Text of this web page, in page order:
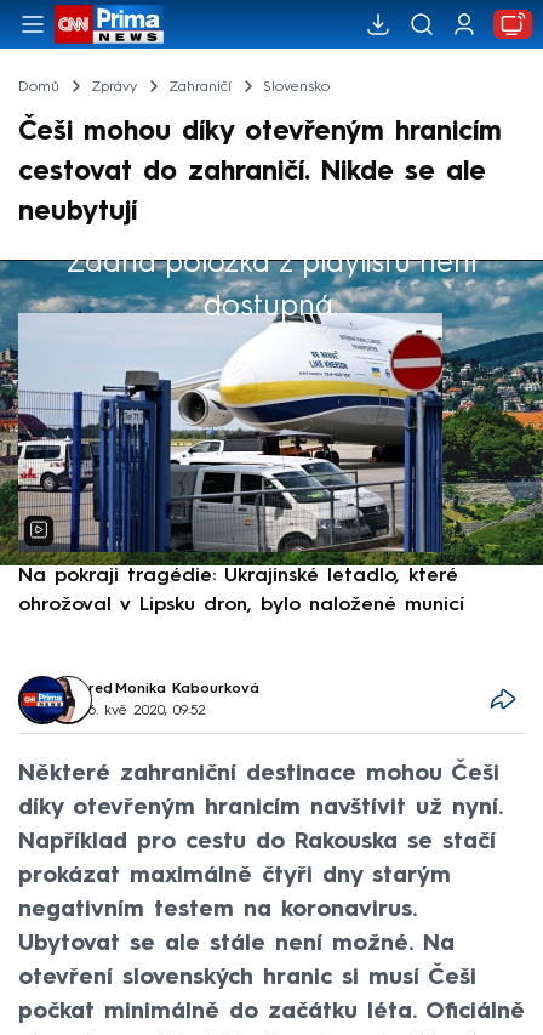
Domů Zprávy Zahraničí Slovensko
Češi mohou díky otevřeným hranicím
cestovat do zahraničí. Nikde se ale
neubytují
Žádná položka z playlistu není
dostupná.
Výběr redakce
Na pokraji tragédie: Ukrajinské letadlo, které
ohrožoval v Lipsku dron, bylo naložené municí
red, Monika Kabourková
6. kvě 2020, 09:52
Některé zahraniční destinace mohou Češi
díky otevřeným hranicím navštívit už nyní.
Například pro cestu do Rakouska se stačí
prokázat maximálně čtyři dny starým
negativním testem na koronavirus.
Ubytovat se ale stále není možné. Na
otevření slovenských hranic si musí Češi
počkat minimálně do začátku léta. Oficiálně